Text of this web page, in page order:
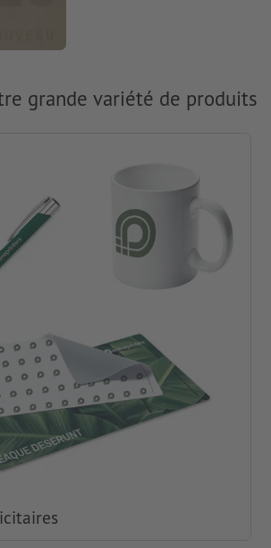
grande variété de produits